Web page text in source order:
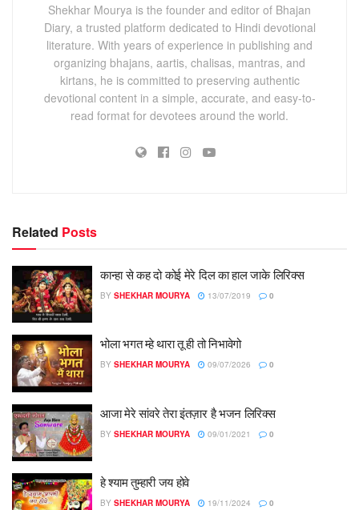
Shekhar Mourya is the founder and editor of Bhajan
Diary, a trusted platform dedicated to Hindi devotional
literature. With years of experience in publishing and
organizing bhajans, aartis, chalisas, mantras, and
kirtans, he is committed to preserving authentic
devotional content in a simple, accurate, and easy-to-
read format for devotees around the world.
Related Posts
कान्हा से कह दो कोई मेरे दिल का हाल जाके लिरिक्स
BY SHEKHAR MOURYA 13/07/2019 0
भोला भगत म्हे थारा तू ही तो निभावेगो
BY SHEKHAR MOURYA 09/07/2026 0
आजा मेरे सांवरे तेरा इंतज़ार है भजन लिरिक्स
BY SHEKHAR MOURYA 09/01/2021 0
हे श्याम तुम्हारी जय होवे
BY SHEKHAR MOURYA 19/11/2024 0